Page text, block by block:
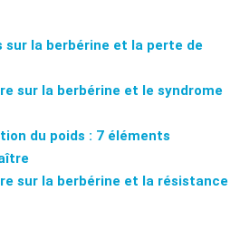
la berbérine et la perte de
sur la berbérine et le syndrome
du poids : 7 éléments
sur la berbérine et la résistance